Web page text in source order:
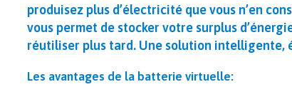
produisez plus d’électricité que vous n’en
vous permet destocker votre surplus
réutiliser plus tard. Une solution intelligente,
Les avantages de la batterie virtuelle: